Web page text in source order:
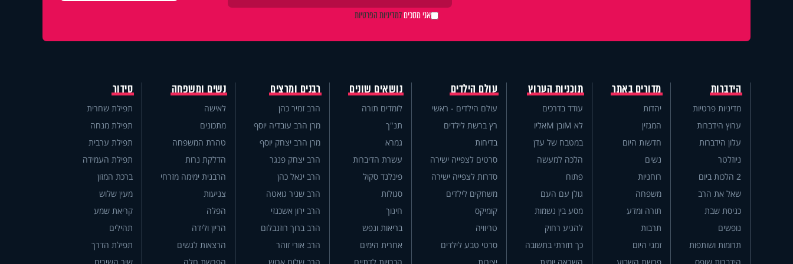
אני מסכיםלמדיניות הפרטיות
הידברות
מדיניות פרטיות
ערוץ הידברות
עלון הידברות
ניוזלטר
2 הלכות ביום
שאל את הרב
כניסת שבת
נופשים
תרומות ושותפות
מדורים באתר
יהדות
המגזין
חדשות היום
נשים
רוחניות
משפחה
תורה ומדע
תרבות
זמני היום
תוכניות הערוץ
עודד בדרכים
לא Mובן Mאליו
במטבח של עדן
הלכה למעשה
פתוח
גולן עם העם
מסע בין נשמות
להגיע רחוק
כך חזרתי בתשובה
עולם הילדים
עולם הילדים - ראשי
רץ ברשת לילדים
בדיחות
סרטים לצפייה ישירה
סדרות לצפייה ישירה
משחקים לילדים
קומיקס
טריוויה
סרטי טבע לילדים
נושאים שונים
לומדים תורה
תנ"ך
גמרא
עשרת הדיברות
פינלנד סקול
סגולות
חינוך
בריאות ונפש
אחרית הימים
רבנים ומרצים
הרב זמיר כהן
מרן הרב עובדיה יוסף
מרן הרב יצחק יוסף
הרב יצחק פנגר
הרב יגאל כהן
הרב שניר גואטה
הרב ירון אשכנזי
הרב ברוך רוזנבלום
הרב אורי זוהר
נשים ומשפחה
לאישה
מתכונים
טהרת המשפחה
הדלקת נרות
הרבנית ימימה מזרחי
צניעות
הפלה
הריון ולידה
הרצאות לנשים
סידור
תפילת שחרית
תפילת מנחה
תפילת ערבית
תפילת העמידה
ברכת המזון
מעין שלוש
קריאת שמע
תהילים
תפילת הדרך